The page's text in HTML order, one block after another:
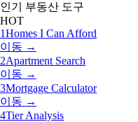
인기 부동산 도구
HOT
1Homes I Can Afford
이동 →
2Apartment Search
이동 →
3Mortgage Calculator
이동 →
4Tier Analysis